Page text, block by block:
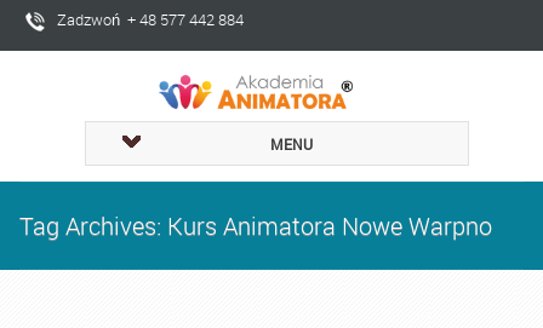
Zadzwoń + 48 577 442 884
MENU
Tag Archives: Kurs Animatora Nowe Warpno